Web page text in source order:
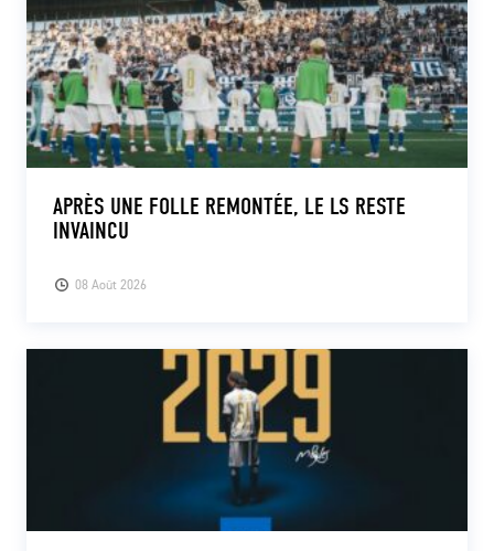
08 Août 2026
APRÈS UNE FOLLE REMONTÉE, LE LS RESTE
INVAINCU